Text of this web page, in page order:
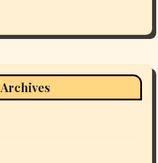
Archives